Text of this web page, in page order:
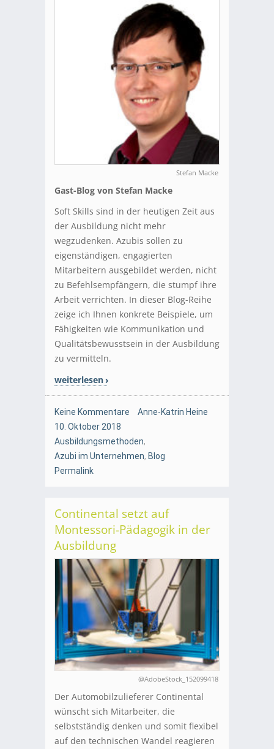
Stefan Macke
Gast-Blog von Stefan Macke
Soft Skills sind in der heutigen Zeit aus
der Ausbildung nicht mehr
wegzudenken. Azubis sollen zu
eigenständigen, engagierten
Mitarbeitern ausgebildet werden, nicht
zu Befehlsempfängern, die stumpf ihre
Arbeit verrichten. In dieser Blog-Reihe
zeige ich Ihnen konkrete Beispiele, um
Fähigkeiten wie Kommunikation und
Qualitätsbewusstsein in der Ausbildung
zu vermitteln.
weiterlesen
Keine Kommentare
Anne-Katrin Heine
10. Oktober 2018
Ausbildungsmethoden,
Azubi im Unternehmen, Blog
Permalink
Continental setzt auf
Montessori-Pädagogik in der
Ausbildung
@AdobeStock_152099418
Der Automobilzulieferer Continental
wünscht sich Mitarbeiter, die
selbstständig denken und somit flexibel
auf den technischen Wandel reagieren